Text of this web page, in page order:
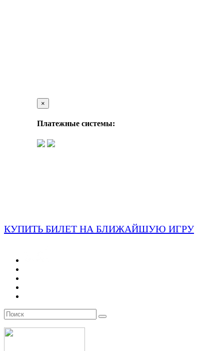
×
Платежные системы:
КУПИТЬ БИЛЕТ НА БЛИЖАЙШУЮ ИГРУ